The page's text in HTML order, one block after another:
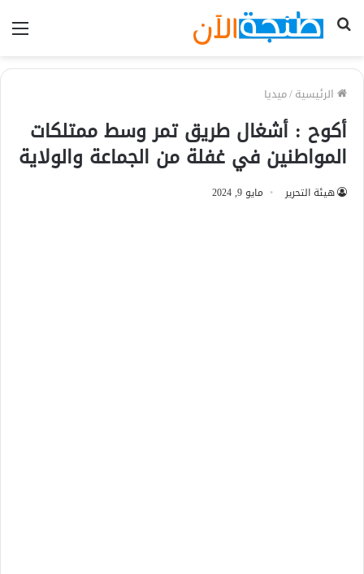
بحث
الرئيسية/ميديا
أكوح : أشغال طريق تمر وسط ممتلكات
المواطنين في غفلة من الجماعة والولاية
هيئة التحرير مايو 9, 2024